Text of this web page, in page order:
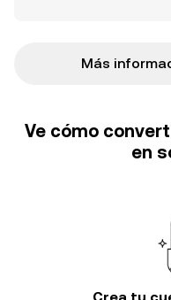
Más
Ve cómo
en